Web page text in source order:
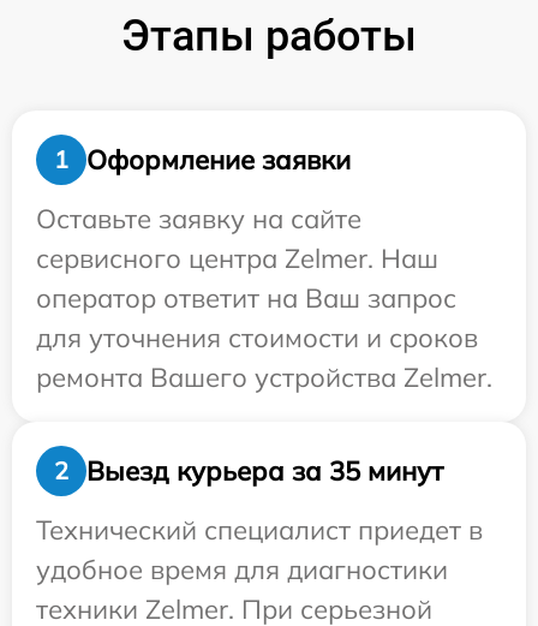
Этапы работы
1
Оформление заявки
Оставьте заявку на сайте
сервисного центра Zelmer. Наш
оператор ответит на Ваш запрос
для уточнения стоимости и сроков
ремонта Вашего устройства Zelmer.
2
Выезд курьера за 35 минут
Технический специалист приедет в
удобное время для диагностики
техники Zelmer. При серьезной